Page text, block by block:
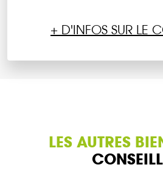
+ D'INFOS SUR LE
LES AUTRES